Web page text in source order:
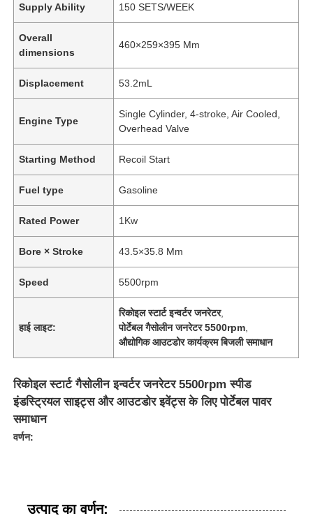
Supply Ability 150 SETS/WEEK
Overall
dimensions
460×259×395 Mm
Displacement 53.2mL
Engine Type
Single Cylinder, 4-stroke, Air Cooled,
Overhead Valve
Starting Method Recoil Start
Fuel type Gasoline
Rated Power 1Kw
Bore × Stroke 43.5×35.8 Mm
Speed 5500rpm
हाई लाइट:
रिकोइल स्टार्ट इन्वर्टर जनरेटर,
पोर्टेबल गैसोलीन जनरेटर 5500rpm
औद्योगिक आउटडोर कार्यक्रम बिजली समाधान
रिकोइल स्टार्ट गैसोलीन इन्वर्टर जनरेटर 5500rpm स्पीड
इंडस्ट्रियल साइट्स और आउटडोर इवेंट्स के लिए पोर्टेबल पावर
समाधान
वर्णन:
उत्पाद का वर्णन: